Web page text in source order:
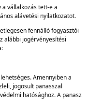
vállalkozás tett-e a
alávetési nyilatkozatot.
fennálló fogyasztói
alábbi jogérvényesítési
Amennyiben a
jogosult panasszal
hatósághoz. A panasz